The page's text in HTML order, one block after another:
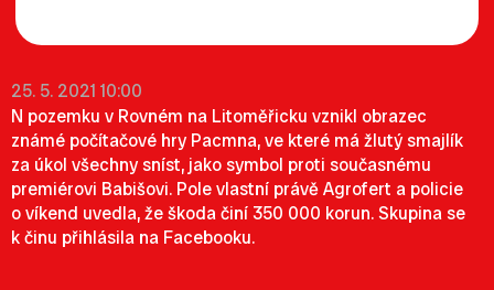
25. 5. 2021 10:00
N pozemku v Rovném na Litoměřicku vznikl obrazec
známé počítačové hry Pacmna, ve které má žlutý smajlík
za úkol všechny sníst, jako symbol proti současnému
premiérovi Babišovi. Pole vlastní právě Agrofert a policie
o víkend uvedla, že škoda činí 350 000 korun. Skupina se
k činu přihlásila na Facebooku.